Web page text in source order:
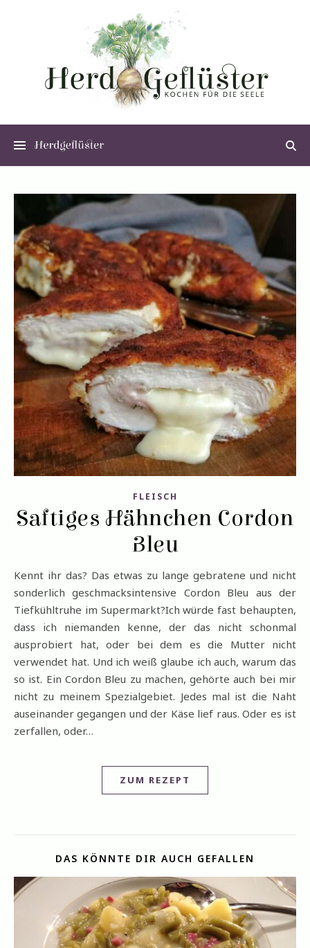
FLEISCH
Saftiges Hähnchen Cordon
Bleu
Kennt ihr das? Das etwas zu lange gebratene und nicht
sonderlich geschmacksintensive Cordon Bleu aus der
Tiefkühltruhe im Supermarkt?Ich würde fast behaupten,
dass ich niemanden kenne, der das nicht schonmal
ausprobiert hat, oder bei dem es die Mutter nicht
verwendet hat. Und ich weiß glaube ich auch, warum das
so ist. Ein Cordon Bleu zu machen, gehörte auch bei mir
nicht zu meinem Spezialgebiet. Jedes mal ist die Naht
auseinander gegangen und der Käse lief raus. Oder es ist
zerfallen, oder…
ZUM REZEPT
DAS KÖNNTE DIR AUCH GEFALLEN